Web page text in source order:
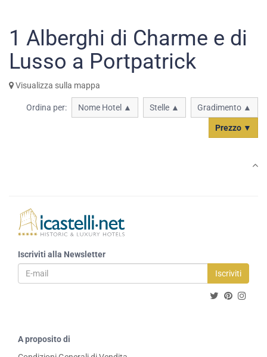
1 Alberghi di Charme e di
Lusso a Portpatrick
Visualizza sulla mappa
Ordina per: Nome Hotel ▲ Stelle ▲ Gradimento ▲
Prezzo ▼
Iscriviti alla Newsletter
Iscriviti
A proposito di